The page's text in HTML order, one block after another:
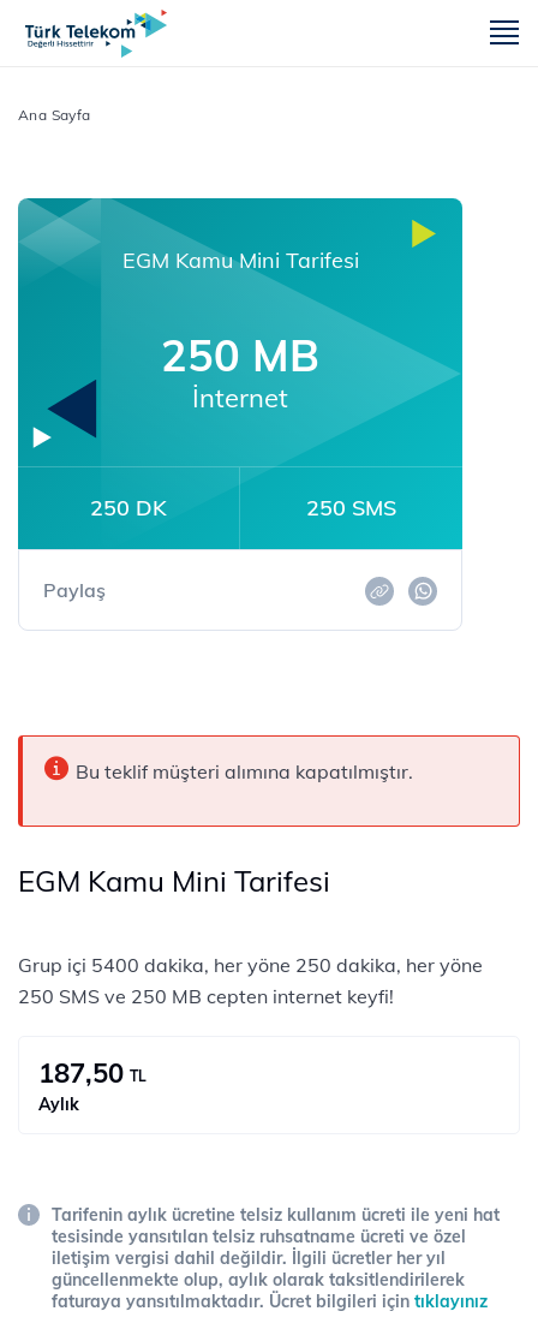
Ana Sayfa
EGM Kamu Mini Tarifesi
250 MB
İnternet
250 DK 250 SMS
Paylaş
Bu teklif müşteri alımına kapatılmıştır.
EGM Kamu Mini Tarifesi
Grup içi 5400 dakika, her yöne 250 dakika, her yöne
250 SMS ve 250 MB cepten internet keyfi!​
187,50 TL
Aylık
Tarifenin aylık ücretine telsiz kullanım ücreti ile yeni hat
tesisinde yansıtılan telsiz ruhsatname ücreti ve özel
iletişim vergisi dahil değildir. İlgili ücretler her yıl
güncellenmekte olup, aylık olarak taksitlendirilerek
faturaya yansıtılmaktadır. Ücret bilgileri için tıklayınız